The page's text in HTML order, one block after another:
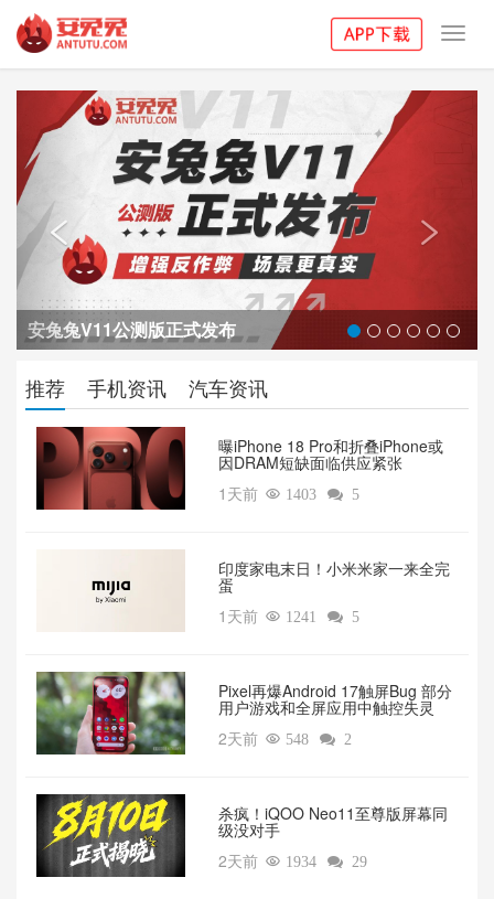
安兔兔V11公测版正式发布

Previous

推荐 手机资讯 汽车资讯
曝iPhone 18 Pro和折叠iPhone或
因DRAM短缺面临供应紧张
1天前  1403  5
印度家电末日！小米米家一来全完
蛋
1天前  1241  5
Pixel再爆Android 17触屏Bug 部分
用户游戏和全屏应用中触控失灵
2天前  548  2
杀疯！iQOO Neo11至尊版屏幕同
级没对手
2天前  1934  29